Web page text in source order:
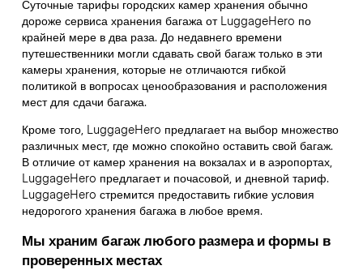
Суточные тарифы городских камер хранения обычно
дороже сервиса хранения багажа от LuggageHero по
крайней мере в два раза. До недавнего времени
путешественники могли сдавать свой багаж только в эти
камеры хранения, которые не отличаются гибкой
политикой в вопросах ценообразования и расположения
мест для сдачи багажа.
Кроме того, LuggageHero предлагает на выбор множество
различных мест, где можно спокойно оставить свой багаж.
В отличие от камер хранения на вокзалах и в аэропортах,
LuggageHero предлагает и почасовой, и дневной тариф.
LuggageHero стремится предоставить гибкие условия
недорогого хранения багажа в любое время.
Мы храним багаж любого размера и формы в
проверенных местах